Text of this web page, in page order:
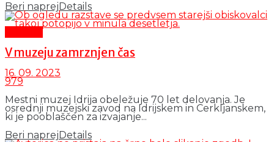
Beri naprejDetails
V muzeju zamrznjen čas
16. 09. 2023
979
Mestni muzej Idrija obeležuje 70 let delovanja. Je
osrednji muzejski zavod na Idrijskem in Cerkljanskem,
ki je pooblaščen za izvajanje...
Beri naprej Details